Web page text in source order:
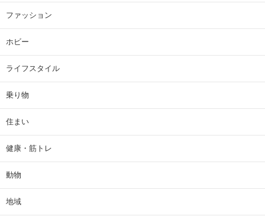
ファッション
ホビー
ライフスタイル
乗り物
住まい
健康・筋トレ
動物
地域